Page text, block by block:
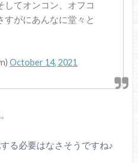
してオンコン、オフコ
すがにあんなに堂々と
October 14, 2021
る必要はなさそうですね♪